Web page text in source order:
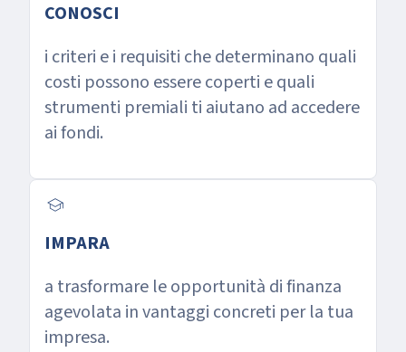
CONOSCI
i criteri e i requisiti che determinano quali
costi possono essere coperti e quali
strumenti premiali ti aiutano ad accedere
ai fondi.
school
IMPARA
a trasformare le opportunità di finanza
agevolata in vantaggi concreti per la tua
impresa.